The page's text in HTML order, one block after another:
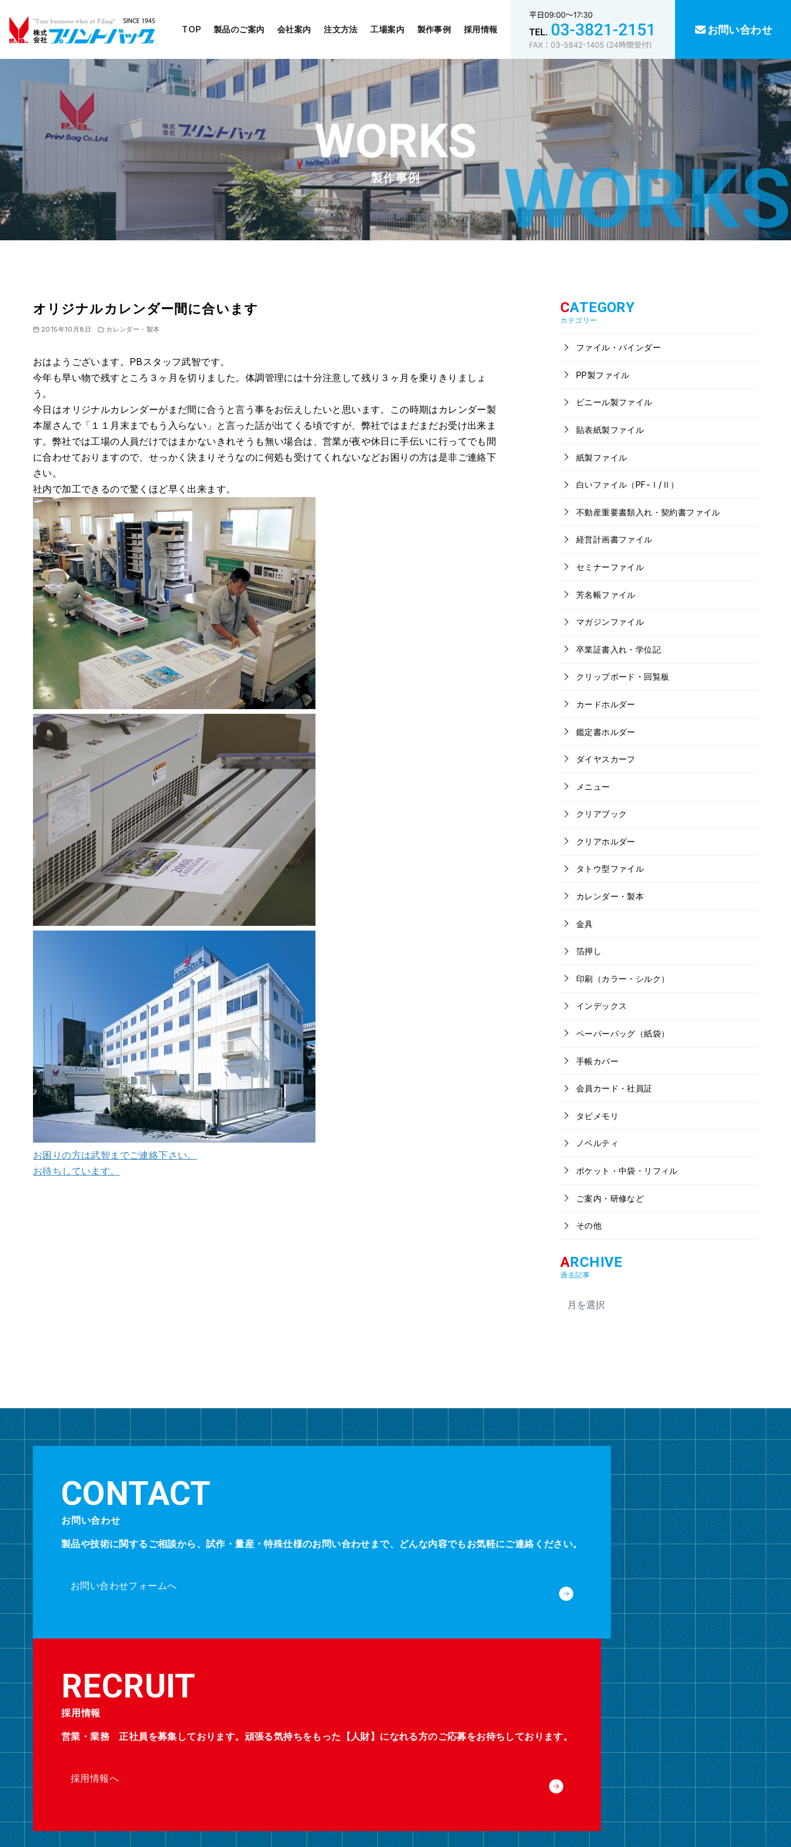
へ
移
TOP 製品のご案内 会社案内 注文方法 工場案内 製作事例 採用情報 お問い合わせ
製作事例
オリジナルカレンダー間に合います
2015年10月8日 カレンダー・製本
おはようございます。PBスタッフ武智です。
今年も早い物で残すところ３ヶ月を切りました。体調管理には十分注意して残り３ヶ月を乗りきりましょ
う。
今日はオリジナルカレンダーがまだ間に合うと言う事をお伝えしたいと思います。この時期はカレンダー製
本屋さんで「１１月末までもう入らない」と言った話が出てくる頃ですが、弊社ではまだまだお受け出来ま
す。弊社では工場の人員だけではまかないきれそうも無い場合は、営業が夜や休日に手伝いに行ってでも間
に合わせておりますので、せっかく決まりそうなのに何処も受けてくれないなどお困りの方は是非ご連絡下
さい。
社内で加工できるので驚くほど早く出来ます。
お困りの方は武智までご連絡下さい。
お待ちしています。
カテゴリー
ファイル・バインダー
PP製ファイル
ビニール製ファイル
貼表紙製ファイル
紙製ファイル
白いファイル（PF-Ⅰ/Ⅱ）
不動産重要書類入れ・契約書ファイル
経営計画書ファイル
セミナーファイル
芳名帳ファイル
マガジンファイル
卒業証書入れ・学位記
クリップボード・回覧板
カードホルダー
鑑定書ホルダー
ダイヤスカーフ
メニュー
クリアブック
クリアホルダー
タトウ型ファイル
カレンダー・製本
金具
箔押し
印刷（カラー・シルク）
インデックス
ペーパーバッグ（紙袋）
手帳カバー
会員カード・社員証
タビメモリ
ノベルティ
ポケット・中袋・リフィル
ご案内・研修など
その他
過去記事
ー
お問い合わせ
製品や技術に関するご相談から、試作・量産・特殊仕様のお問い合わせまで、どんな内容でもお気軽にご連絡ください。
お問い合わせフォームへ
採用情報
営業・業務 正社員を募集しております。頑張る気持ちをもった【人財】になれる方のご応募をお待ちしております。
採用情報へ